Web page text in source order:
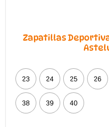
Zapatillas
23 24 25 26
38 39 40